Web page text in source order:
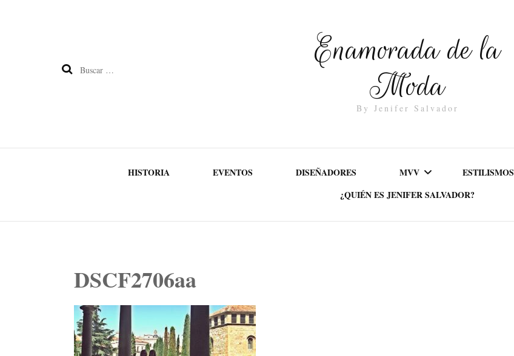
Buscar:
Enamorada de la
Moda
By Jenifer Salvador
HISTORIA EVENTOS DISEÑADORES MVV ESTILISMOS
¿QUIÉN ES JENIFER SALVADOR?
DSCF2706aa